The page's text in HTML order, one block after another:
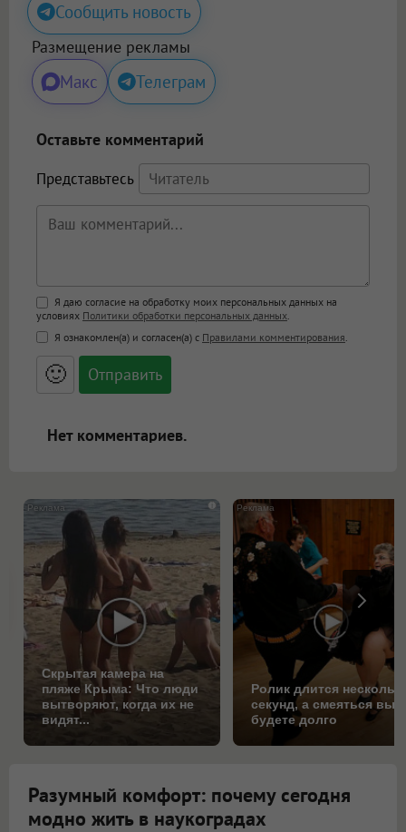
Сообщить новость
Размещение рекламы
Макс Телеграм
Оставьте комментарий
Представьтесь
Поддержка HTML
<b>, <strong>, <u>, <i>, <em>, <s>, <big>,
<small>, <sup>, <sub>, <pre>, <ul>, <ol>, <li>,
<blockquote>, <code> экранирует HTML,
адреса URL автоматически становятся
ссылками, и [img]адрес[/img] будет
Я даю согласие на обработку моих персональных данных на
условиях Политики обработки персональных данных
Я ознакомлен(а) и согласен(а) с Правилами комментирования
🙂
Нет комментариев.
i
Скрытая камера на
пляже Крыма: Что люди
вытворяют, когда их не
видят...
Ролик длится
секунд, а смеяться вы
будете долго
Разумный комфорт: почему сегодня
модно жить в наукоградах